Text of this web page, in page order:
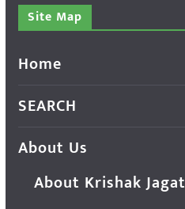
Site Map
Home
SEARCH
About Us
About Krishak Jagat